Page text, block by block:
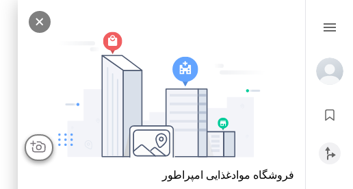
فروشگاه موادغذایی امپراطور